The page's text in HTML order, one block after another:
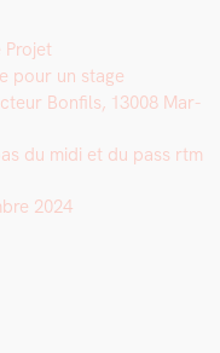
Pro­jet
pour un stage
Bon­fils, 13008 Mar­
du midi et du pass rtm
2024